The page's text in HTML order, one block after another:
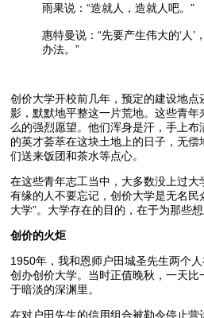
雨果说：“造就人，造就人吧。”
惠特曼说：“先要产生伟大的‘人’
办法。”
创价大学开校前几年，预定的建设地
影，默默地平整这一片荒地。这些青
么的强烈愿望。他们浑身是汗，手上
的英才荟萃在这块土地上的日子，无
们送来饭团和茶水等点心。
在这些青年志工当中，大多数没上过
有缘的人不要忘记，创价大学是无名民
大学”。大学存在的目的，在于为那些
创价的火炬
1950年，我和恩师户田城圣先生两个
创办创价大学。当时正值晚秋，一天
于暗淡的深渊里。
在对户田先生的信用组合被勒令停止